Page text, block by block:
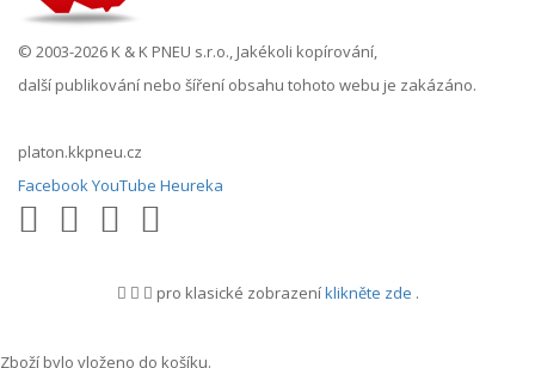
© 2003-2026 K & K PNEU s.r.o., Jakékoli kopírování,
další publikování nebo šíření obsahu tohoto webu je zakázáno.
platon.kkpneu.cz
FacebookYouTube Heureka
pro klasické zobrazeníklikněte zde .
Zboží bylo vloženo do košíku.